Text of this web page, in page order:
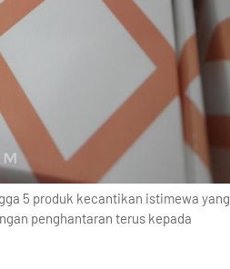
5 produk kecantikan istimewa yang
penghantaran terus kepada